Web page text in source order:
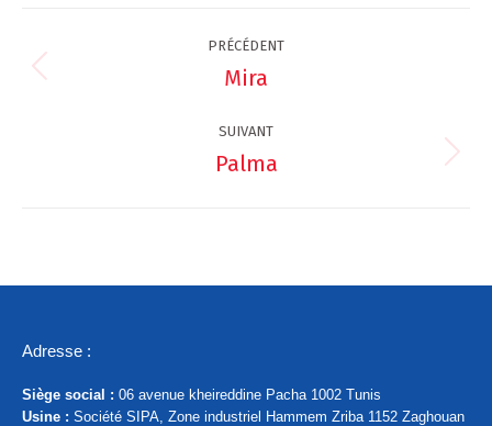
de
commentaire
PRÉCÉDENT
Onglet
Mira
SUIVANT
Projets
Palma
Adresse :
Siège social : 06 avenue kheireddine Pacha 1002 Tunis
Usine : Société SIPA, Zone industriel Hammem Zriba 1152 Zaghouan